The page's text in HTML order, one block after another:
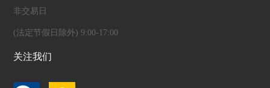
非交易日
(法定节假日除外) 9:00-17:00
关注我们